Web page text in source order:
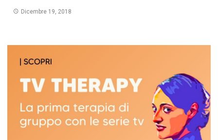
Dicembre 19, 2018